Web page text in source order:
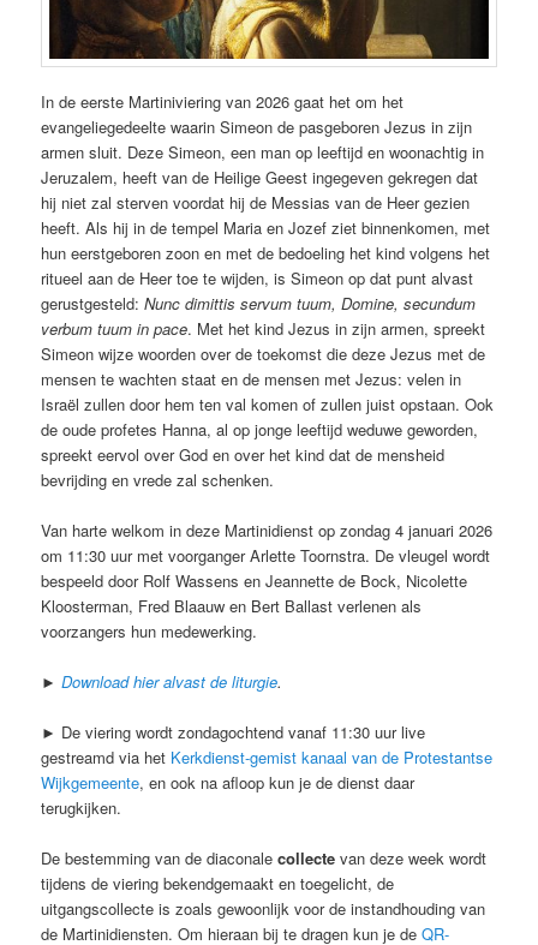
In de eerste Martiniviering van 2026 gaat het om het
evangeliegedeelte waarin Simeon de pasgeboren Jezus in zijn
armen sluit. Deze Simeon, een man op leeftijd en woonachtig in
Jeruzalem, heeft van de Heilige Geest ingegeven gekregen dat
hij niet zal sterven voordat hij de Messias van de Heer gezien
heeft. Als hij in de tempel Maria en Jozef ziet binnenkomen, met
hun eerstgeboren zoon en met de bedoeling het kind volgens het
ritueel aan de Heer toe te wijden, is Simeon op dat punt alvast
gerustgesteld:Nunc dimittis servum tuum, Domine, secundum
verbum tuum in pace. Met het kind Jezus in zijn armen, spreekt
Simeon wijze woorden over de toekomst die deze Jezus met de
mensen te wachten staat en de mensen met Jezus: velen in
Israël zullen door hem ten val komen of zullen juist opstaan. Ook
de oude profetes Hanna, al op jonge leeftijd weduwe geworden,
spreekt eervol over God en over het kind dat de mensheid
bevrijding en vrede zal schenken.
Van harte welkom in deze Martinidienst op zondag 4 januari 2026
om 11:30 uur met voorganger Arlette Toornstra. De vleugel wordt
bespeeld door Rolf Wassens en Jeannette de Bock, Nicolette
Kloosterman, Fred Blaauw en Bert Ballast verlenen als
voorzangers hun medewerking.
►Download hier alvast de liturgie.
► De viering wordt zondagochtend vanaf 11:30 uur live
gestreamd via het Kerkdienst-gemist kanaal van de Protestantse
Wijkgemeente, en ook na afloop kun je de dienst daar
terugkijken.
De bestemming van de diaconalecollecte van deze week wordt
tijdens de viering bekendgemaakt en toegelicht, de
uitgangscollecte is zoals gewoonlijk voor de instandhouding van
de Martinidiensten. Om hieraan bij te dragen kun je deQR-